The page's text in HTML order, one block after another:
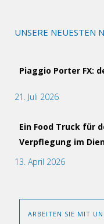
UNSERE NEUESTEN
Piaggio Porter FX:
21. Juli 2026
Ein Food Truck für
Verpflegung im
13. April 2026
ARBEITEN SIE MIT